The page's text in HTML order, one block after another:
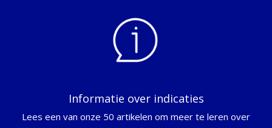
Informatie over indicaties
Lees een van onze 50 artikelen om meer te leren over